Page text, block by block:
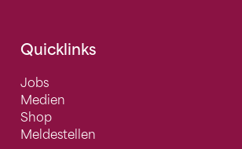
Quicklinks
Jobs
Medien
Shop
Meldestellen